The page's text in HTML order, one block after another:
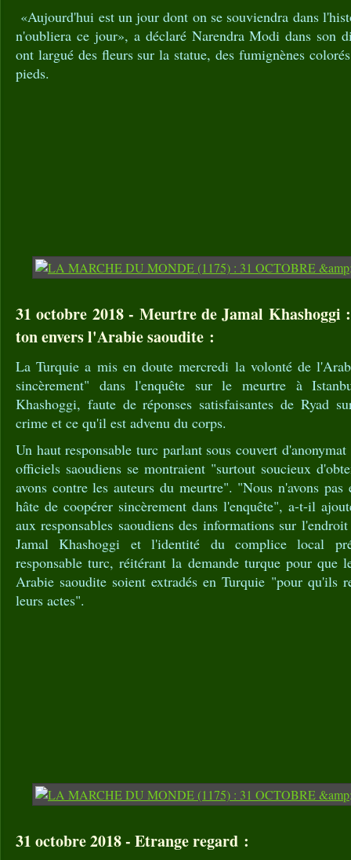
«Aujourd'hui est un jour dont on se souviendra dans
n'oubliera ce jour», a déclaré Narendra Modi dans son
ont largué des fleurs sur la statue, des fumignènes
pieds.
31 octobre 2018 - Meurtre de Jamal Khashoggi
ton envers l'Arabie saoudite :
La Turquie a mis en doute mercredi la volonté de
sincèrement" dans l'enquête sur le meurtre à
Khashoggi, faute de réponses satisfaisantes de Ryad
crime et ce qu'il est advenu du corps.
Un haut responsable turc parlant sous couvert
officiels saoudiens se montraient "surtout soucieux
avons contre les auteurs du meurtre". "Nous n'avons
hâte de coopérer sincèrement dans l'enquête", a-t-il
aux responsables saoudiens des informations sur
Jamal Khashoggi et l'identité du complice local
responsable turc, réitérant la demande turque pour que
Arabie saoudite soient extradés en Turquie "pour qu'ils
leurs actes".
31 octobre 2018 - Etrange regard :